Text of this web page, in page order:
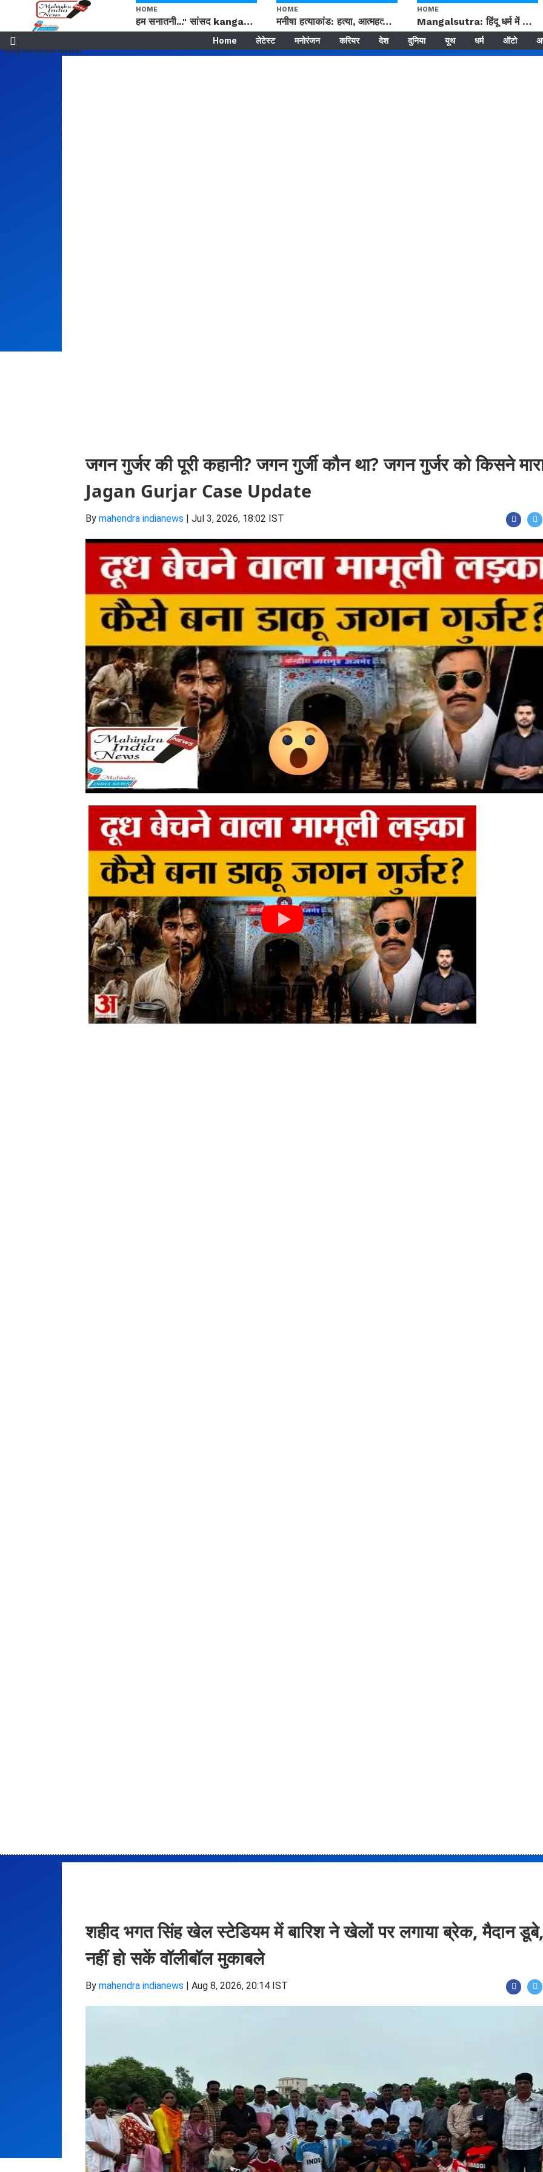
HOME
हम सनातनी..." सांसद kangana Ranaut से क्या बोली लड़की? Viral Jantar-Mantar | CJP protest
HOME
मनीषा हत्याकांड: हत्या, आत्महत्या या कोई बड़ा राज? | Full Story | Josh Haryana
HOME
Mangalsutra: हिंदू धर्म में शादी के बाद मंगलसूत्र क्यों पहनती है महिलाएं, किसने शुरु की ये परंपरा
Home लेटेस्ट मनोरंजन करियर देश दुनिया यूथ धर्म ऑटो
जगन गुर्जर की पूरी कहानी? जगन गुर्जी कौन था? जगन गुर्जर को किसने
Jagan Gurjar Case Update
By mahendra indianews | Jul 3, 2026, 18:02 IST
शहीद भगत सिंह खेल स्टेडियम में बारिश ने खेलों पर लगाया ब्रेक, मैदान डूबे,
हो सकें वॉलीबॉल मुकाबले
Bymahendra indianews|Aug 8, 2026, 20:14 IST